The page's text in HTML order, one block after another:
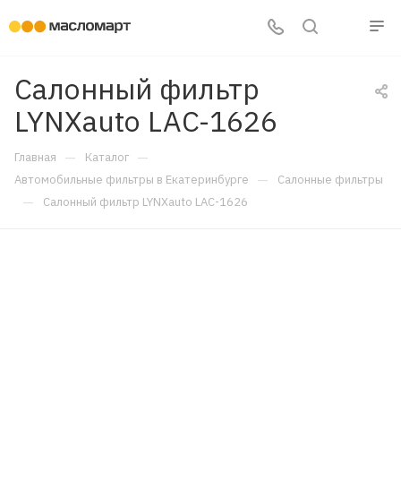
Салонный фильтр
LYNXauto LAC-1626
Главная — Каталог —
Автомобильные фильтры в Екатеринбурге — Салонные фильтры
— Салонный фильтр LYNXauto LAC-1626